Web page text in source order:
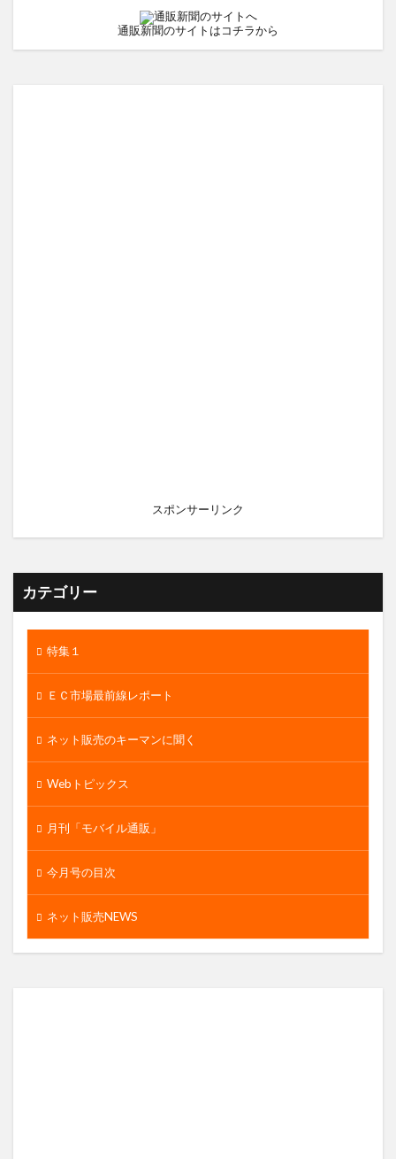
通販新聞のサイトはコチラから
スポンサーリンク
カテゴリー
特集１
ＥＣ市場最前線レポート
ネット販売のキーマンに聞く
Webトピックス
月刊「モバイル通販」
今月号の目次
ネット販売NEWS